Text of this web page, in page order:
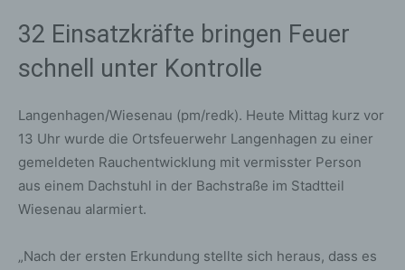
32 Einsatzkräfte bringen Feuer
schnell unter Kontrolle
Langenhagen/Wiesenau (pm/redk). Heute Mittag kurz vor
13 Uhr wurde die Ortsfeuerwehr Langenhagen zu einer
gemeldeten Rauchentwicklung mit vermisster Person
aus einem Dachstuhl in der Bachstraße im Stadtteil
Wiesenau alarmiert.
„Nach der ersten Erkundung stellte sich heraus, dass es